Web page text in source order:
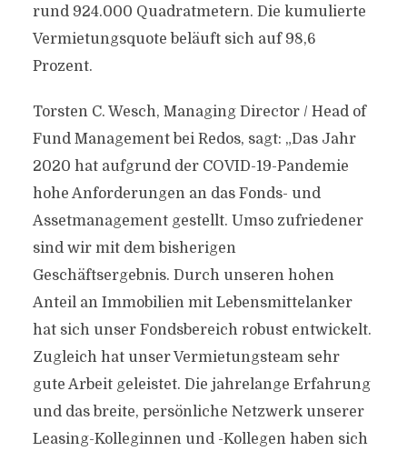
rund 924.000 Quadratmetern. Die kumulierte
Vermietungsquote beläuft sich auf 98,6
Prozent.
Torsten C. Wesch, Managing Director / Head of
Fund Management bei Redos, sagt: „Das Jahr
2020 hat aufgrund der COVID-19-Pandemie
hohe Anforderungen an das Fonds- und
Assetmanagement gestellt. Umso zufriedener
sind wir mit dem bisherigen
Geschäftsergebnis. Durch unseren hohen
Anteil an Immobilien mit Lebensmittelanker
hat sich unser Fondsbereich robust entwickelt.
Zugleich hat unser Vermietungsteam sehr
gute Arbeit geleistet. Die jahrelange Erfahrung
und das breite, persönliche Netzwerk unserer
Leasing-Kolleginnen und -Kollegen haben sich